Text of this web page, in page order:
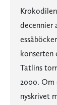
decennier
konserten
Tatlins
2000. Om
nyskrivet